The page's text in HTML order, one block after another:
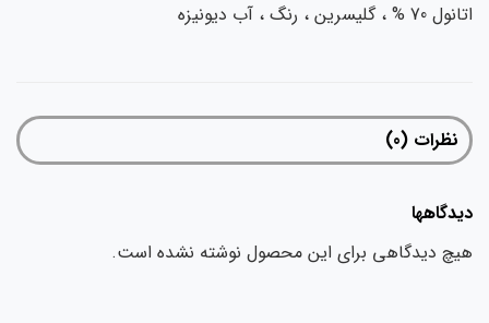
، گلیسرین ، رنگ ، آب دیونیزه
نظرات (0)
دیدگاهی برای این محصول نوشته نشده است.